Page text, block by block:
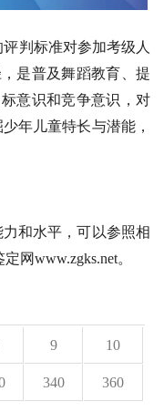
判标准对参加考级人
是普及舞蹈教育、提
意识和竞争意识，对
年儿童特长与潜能，
和水平，可以参照相
网www.zgks.net。
9 10
340 360